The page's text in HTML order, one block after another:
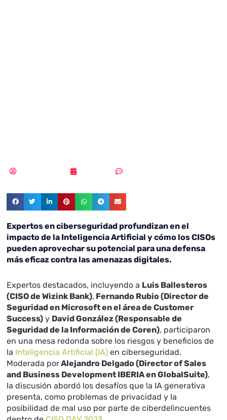
Expertos en ciberseguridad profundizan en el
impacto de la Inteligencia Artificial y cómo los CISOs
pueden aprovechar su potencial para una defensa
más eficaz contra las amenazas digitales.
Expertos destacados, incluyendo a Luis Ballesteros
(CISO de Wizink Bank), Fernando Rubio (Director de
Seguridad en Microsoft en el área de Customer
Success) y David González (Responsable de
Seguridad de la Información de Coren), participaron
en una mesa redonda sobre los riesgos y beneficios de
la Inteligencia Artificial (IA) en ciberseguridad.
Moderada porAlejandro Delgado (Director of Sales
and Business Development IBERIA en GlobalSuite),
la discusión abordó los desafíos que la IA generativa
presenta, como problemas de privacidad y la
posibilidad de mal uso por parte de ciberdelincuentes